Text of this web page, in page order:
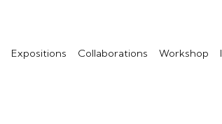
Expositions Collaborations Workshop